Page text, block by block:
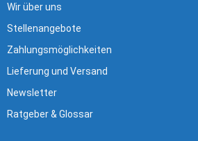
Wir über uns
Stellenangebote
Zahlungsmöglichkeiten
Lieferung und Versand
Newsletter
Ratgeber & Glossar